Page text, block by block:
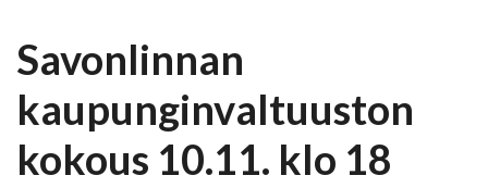
Savonlinnan
kaupunginvaltuuston
kokous 10.11. klo 18